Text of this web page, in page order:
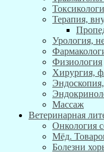
Терапия,
Урология,
Физиология
Хирургия,
Массаж
Ветеринарная
Онкология
Мёд.
Болезни